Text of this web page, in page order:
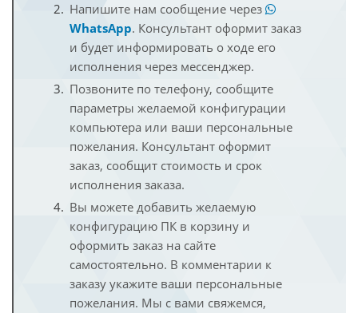
Напишите нам сообщение через
WhatsApp. Консультант оформит заказ
и будет информировать о ходе его
исполнения через мессенджер.
Позвоните по телефону, сообщите
параметры желаемой конфигурации
компьютера или ваши персональные
пожелания. Консультант оформит
заказ, сообщит стоимость и срок
исполнения заказа.
Вы можете добавить желаемую
конфигурацию ПК в корзину и
оформить заказ на сайте
самостоятельно. В комментарии к
заказу укажите ваши персональные
пожелания. Мы с вами свяжемся,